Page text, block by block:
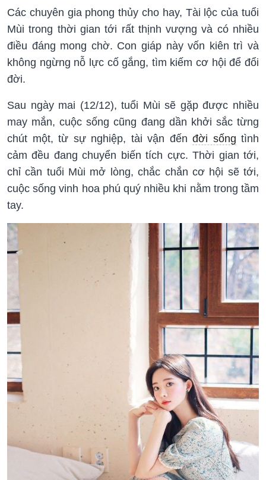
Các chuyên gia phong thủy cho hay, Tài lộc của tuổi
Mùi trong thời gian tới rất thịnh vượng và có nhiều
điều đáng mong chờ. Con giáp này vốn kiên trì và
không ngừng nỗ lực cố gắng, tìm kiếm cơ hội để đổi
đời.
Sau ngày mai (12/12), tuổi Mùi sẽ gặp được nhiều
may mắn, cuộc sống cũng đang dần khởi sắc từng
chút một, từ sự nghiệp, tài vận đến đời sống tình
cảm đều đang chuyển biến tích cực. Thời gian tới,
chỉ cần tuổi Mùi mở lòng, chắc chắn cơ hội sẽ tới,
cuộc sống vinh hoa phú quý nhiều khi nằm trong tầm
tay.